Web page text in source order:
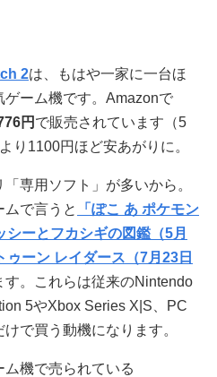
2は、もはや一家に一台ほ
ゲーム機です。Amazonで
円 で販売されています（5
り1100円ほど安あがりに。
専用ソフト」が多いから。
で言うと
「ぽこ あ ポケモン
シーとフカシギの図鑑（5月
ゥーン レイダース（7月23日
す。これらは従来のNintendo
5やXbox Series X|S、PC
で買う動機になります。
機で売られている